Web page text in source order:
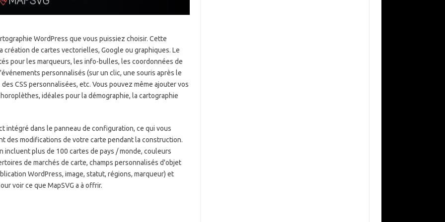
WordPress que vous puissiez choisir. Cette
de cartes vectorielles, Google ou graphiques. Le
pour les marqueurs, les info-bulles, les coordonnées de
personnalisés (sur un clic, une souris après le
CSS personnalisées, etc. Vous pouvez même ajouter vos
idéales pour la démographie, la cartographie
intégré dans le panneau de configuration, ce qui vous
des modifications de votre carte pendant la construction.
plus de 100 cartes de pays / monde, couleurs
de marchés de carte, champs personnalisés d'objet
WordPress, image, statut, régions, marqueur) et
voir ce que MapSVG a à offrir.